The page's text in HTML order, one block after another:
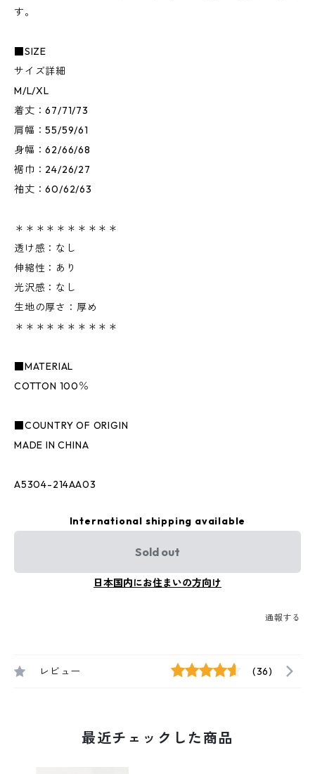
す。
■SIZE
サイズ詳細
M/L/XL
着丈：67/71/73
肩幅：55/59/61
身幅：62/66/68
裾巾：24/26/27
袖丈：60/62/63
＊＊＊＊＊＊＊＊＊＊
透け感：なし
伸縮性：あり
光沢感：なし
生地の厚さ：厚め
＊＊＊＊＊＊＊＊＊＊
■MATERIAL
COTTON 100％
■COUNTRY OF ORIGIN
MADE IN CHINA
A5304-214AA03
International shipping available
Sold out
日本国内にお住まいの方向け
通報する
レビュー (36)
最近チェックした商品